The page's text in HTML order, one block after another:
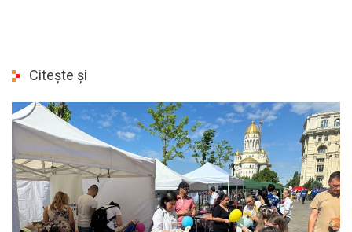
Citește și